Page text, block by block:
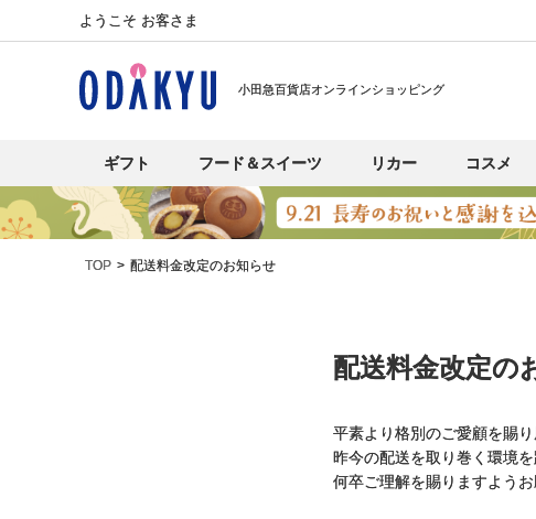
ようこそ お客さま
小田急百貨店オンラインショッピング
ギフト フード＆スイーツ リカー コスメ
TOP 配送料金改定のお知らせ
配送料金改定の
平素より格別のご愛顧を賜り
昨今の配送を取り巻く環境
何卒ご理解を賜りますようお